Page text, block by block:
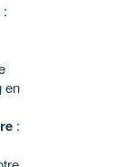
:
en
: